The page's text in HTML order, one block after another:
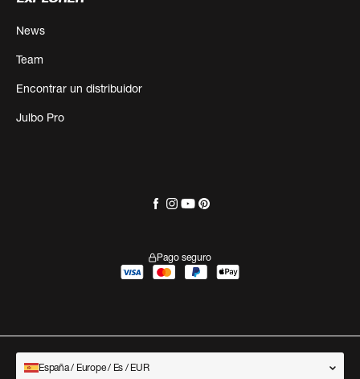
News
Team
Encontrar un distribuidor
Julbo Pro
Pago seguro
España / Europe / Es / EUR